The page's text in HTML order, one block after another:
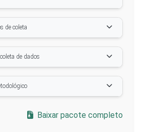
de coleta
de dados
Baixar pacote completo